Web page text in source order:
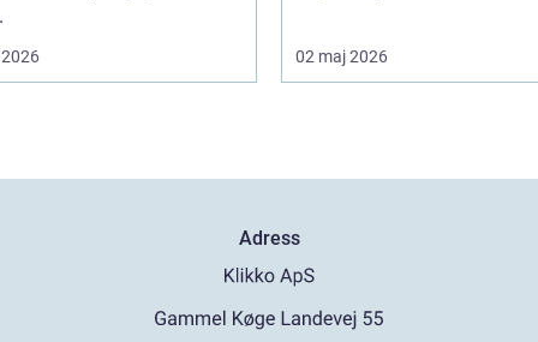
02 maj 2026
Adress